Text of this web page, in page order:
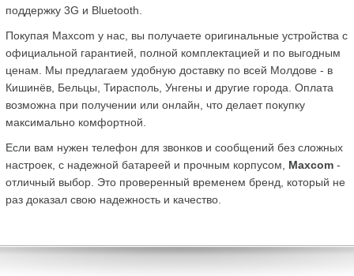
поддержку 3G и Bluetooth.
Покупая Maxcom у нас, вы получаете оригинальные устройства с
официальной гарантией, полной комплектацией и по выгодным
ценам. Мы предлагаем удобную доставку по всей Молдове - в
Кишинёв, Бельцы, Тирасполь, Унгены и другие города. Оплата
возможна при получении или онлайн, что делает покупку
максимально комфортной.
Если вам нужен телефон для звонков и сообщений без сложных
настроек, с надежной батареей и прочным корпусом, Maxcom -
отличный выбор. Это проверенный временем бренд, который не
раз доказал свою надежность и качество.